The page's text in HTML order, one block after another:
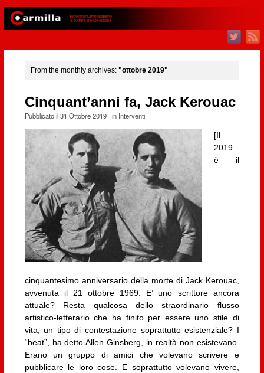
From the monthly archives: "ottobre 2019"
Cinquant’anni fa, Jack Kerouac
Pubblicato il31 Ottobre 2019· in Interventi·
[Il
2019
è il
cinquantesimo anniversario della morte di Jack Kerouac,
avvenuta il 21 ottobre 1969. E’ uno scrittore ancora
attuale? Resta qualcosa dello straordinario flusso
artistico-letterario che ha finito per essere uno stile di
vita, un tipo di contestazione soprattutto esistenziale? I
“beat”, ha detto Allen Ginsberg, in realtà non esistevano.
Erano un gruppo di amici che volevano scrivere e
pubblicare le loro cose. E soprattutto volevano vivere,